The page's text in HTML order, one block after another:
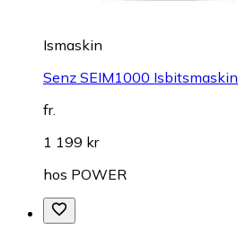
Ismaskin
Senz SEIM1000 Isbitsmaskin
fr.
1 199 kr
hos POWER